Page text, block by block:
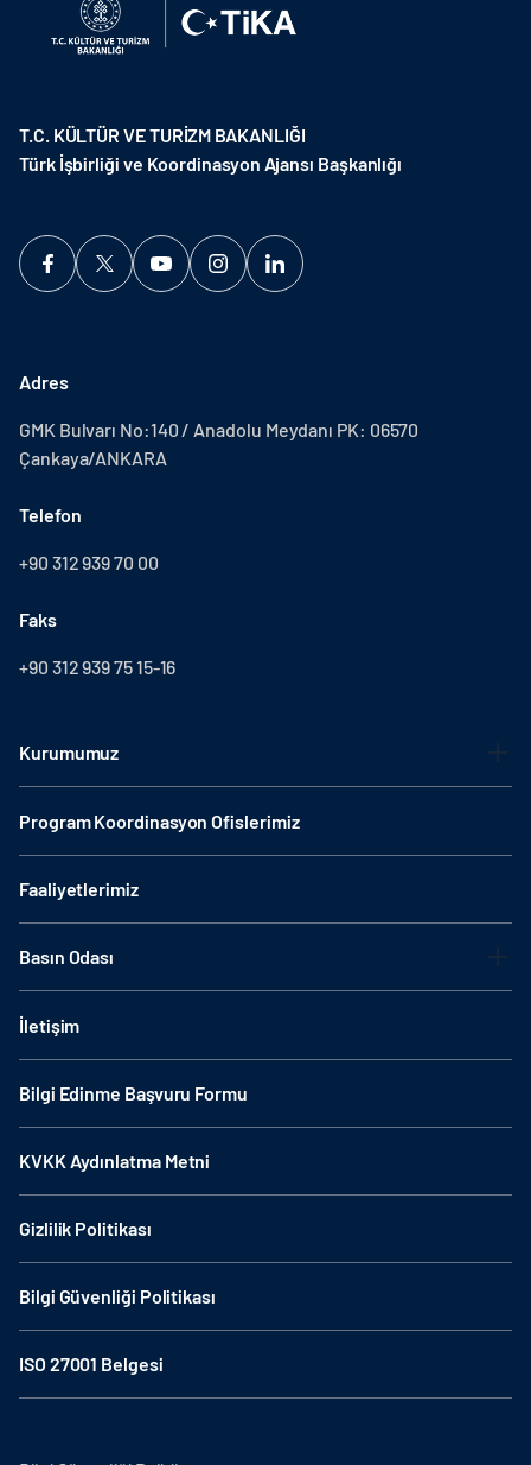
T.C. KÜLTÜR VE TURİZM BAKANLIĞI
Türk İşbirliği ve Koordinasyon Ajansı Başkanlığı
Adres
GMK Bulvarı No:140 / Anadolu Meydanı PK: 06570
Çankaya/ANKARA
Telefon
+90 312 939 70 00
Faks
+90 312 939 75 15-16
Kurumumuz
Program Koordinasyon Ofislerimiz
Faaliyetlerimiz
Basın Odası
İletişim
Bilgi Edinme Başvuru Formu
KVKK Aydınlatma Metni
Gizlilik Politikası
Bilgi Güvenliği Politikası
ISO 27001 Belgesi